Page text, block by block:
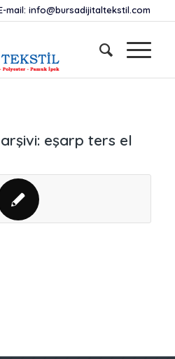
mail:info@bursadijitaltekstil.com
eşarp ters el